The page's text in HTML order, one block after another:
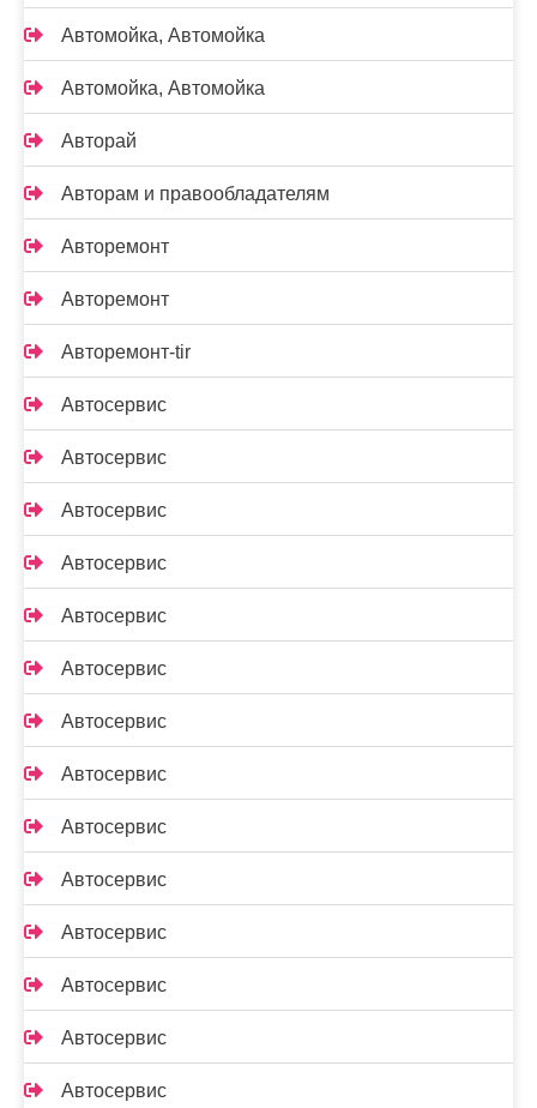
Автомойка, Автомойка
Автомойка, Автомойка
Авторай
Авторам и правообладателям
Авторемонт
Авторемонт
Авторемонт-tir
Автосервис
Автосервис
Автосервис
Автосервис
Автосервис
Автосервис
Автосервис
Автосервис
Автосервис
Автосервис
Автосервис
Автосервис
Автосервис
Автосервис